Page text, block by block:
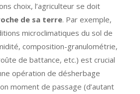
choix, l’agriculteur se doit
de sa terre. Par exemple,
microclimatiques du sol de
composition-granulométrie,
de battance, etc.) est crucial
opération de désherbage
moment de passage (d’autant